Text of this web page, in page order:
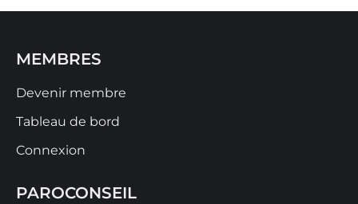
MEMBRES
Devenir membre
Tableau de bord
Connexion
PAROCONSEIL